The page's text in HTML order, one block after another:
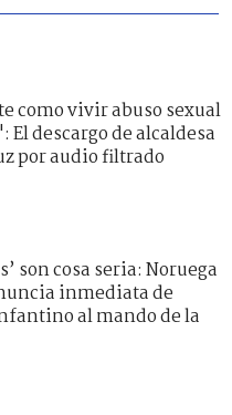
como vivir abuso sexual
descargo de alcaldesa
por audio filtrado
son cosa seria: Noruega
inmediata de
al mando de la